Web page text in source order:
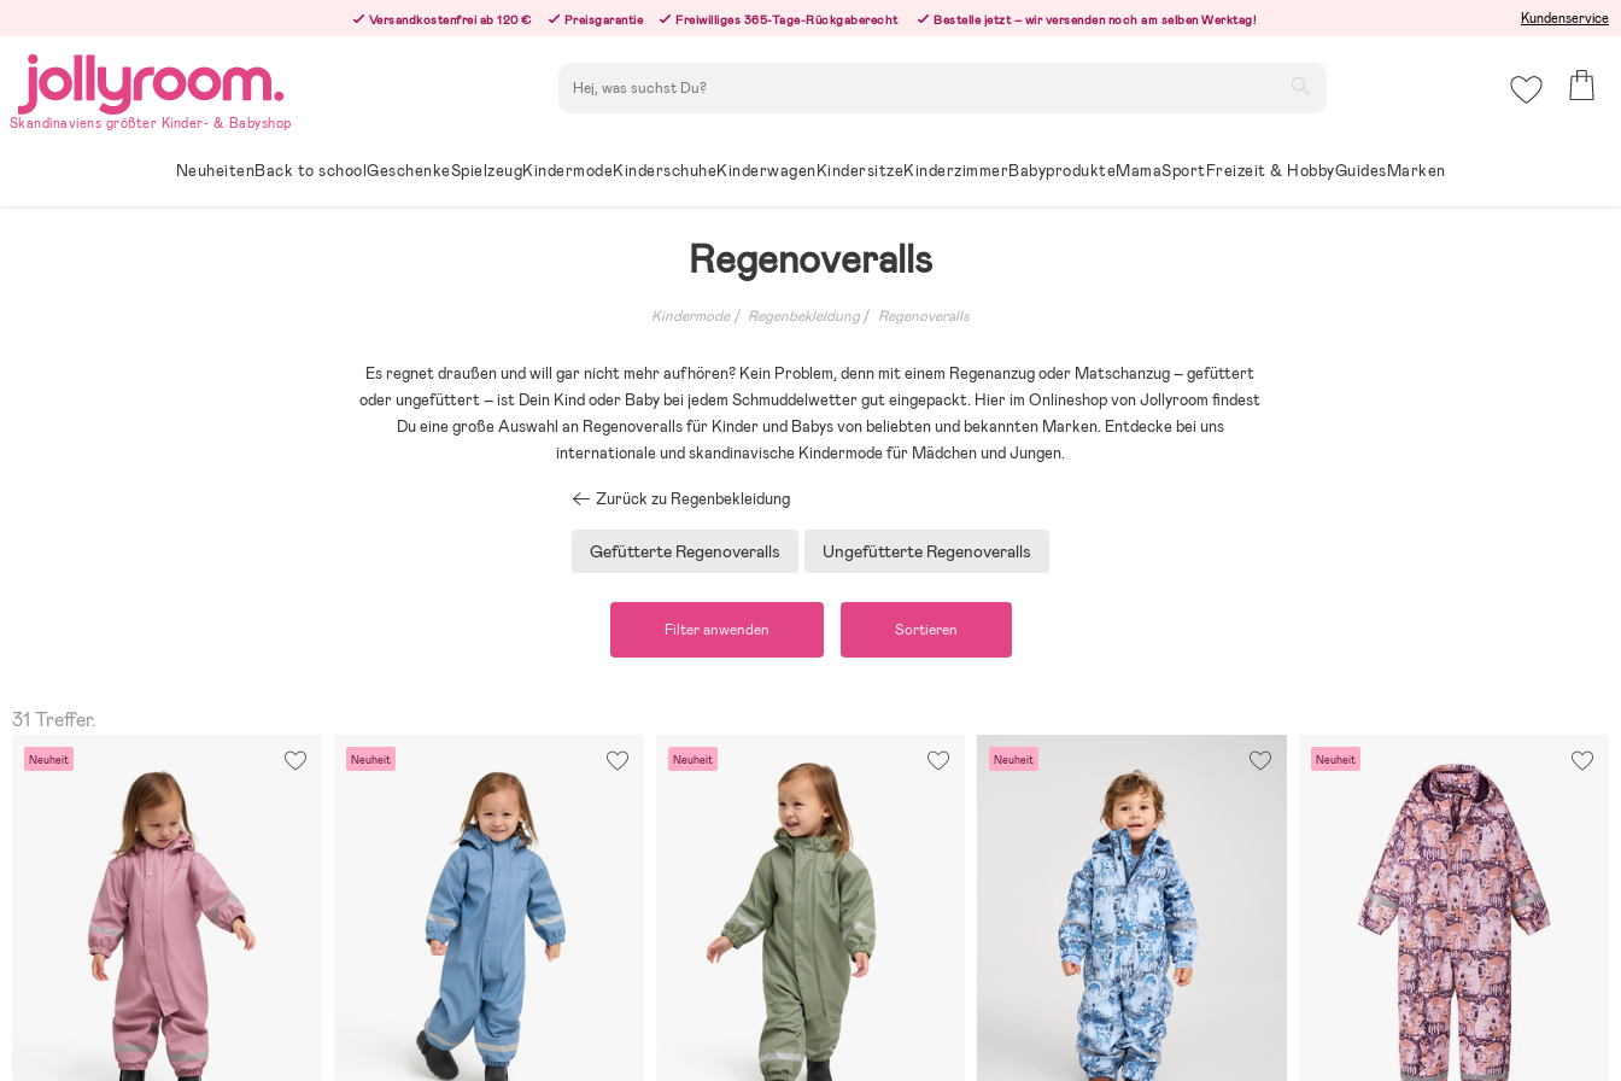
innehållet
Versandkostenfrei ab 120 € Preisgarantie Freiwilliges 365-Tage-Rückgaberecht Bestelle jetzt – wir versenden noch am selben Werktag! Kundenservice
Skandinaviens größter Kinder- & Babyshop
NeuheitenBack to schoolGeschenkeSpielzeugKindermodeKinderschuheKinderwagenKindersitzeKinderzimmerBabyprodukteMamaSportFreizeit & HobbyGuidesMarken
Regenoveralls
Kindermode Regenbekleidung Regenoveralls
Es regnet draußen und will gar nicht mehr aufhören? Kein Problem, denn mit einem Regenanzug oder Matschanzug – gefüttert
oder ungefüttert – ist Dein Kind oder Baby bei jedem Schmuddelwetter gut eingepackt. Hier im Onlineshop von Jollyroom findest
Du eine große Auswahl an Regenoveralls für Kinder und Babys von beliebten und bekannten Marken. Entdecke bei uns
internationale und skandinavische Kindermode für Mädchen und Jungen.
Zurück zu Regenbekleidung
Gefütterte Regenoveralls Ungefütterte Regenoveralls
Filter anwenden Sortieren
31 Treffer.
Neuheit Neuheit Neuheit Neuheit Neuheit